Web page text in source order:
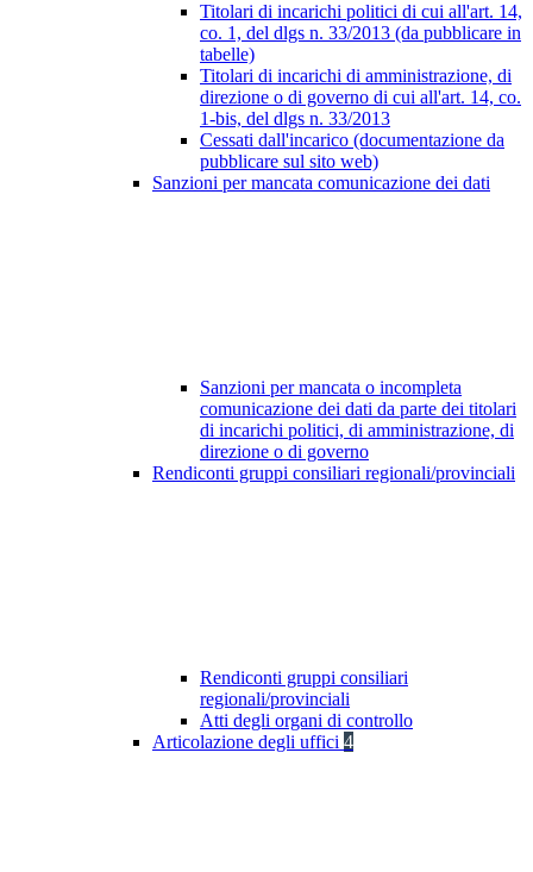
Titolari di incarichi politici di cui all'art. 14,
co. 1, del dlgs n. 33/2013 (da pubblicare in
tabelle)
Titolari di incarichi di amministrazione, di
direzione o di governo di cui all'art. 14, co.
1-bis, del dlgs n. 33/2013
Cessati dall'incarico (documentazione da
pubblicare sul sito web)
Sanzioni per mancata comunicazione dei dati
Sanzioni per mancata o incompleta
comunicazione dei dati da parte dei titolari
di incarichi politici, di amministrazione, di
direzione o di governo
Rendiconti gruppi consiliari regionali/provinciali
Rendiconti gruppi consiliari
regionali/provinciali
Atti degli organi di controllo
Articolazione degli uffici 4